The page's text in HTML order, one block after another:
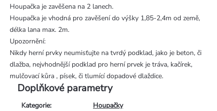
Houpačka je zavěšena na 2 lanech.
Houpačka je vhodná pro zavěšení do výšky 1,85-2,4m od země,
délka lana max. 2m.
Upozornění:
Nikdy herní prvky neumisťujte na tvrdý podklad, jako je beton, či
dlažba, nejvhodnější podklad pro herní prvek je tráva, kačírek,
mulčovací kůra , písek, či tlumící dopadové dlaždice.
Doplňkové parametry
Kategorie: Houpačky